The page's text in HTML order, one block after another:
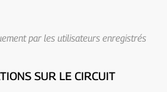
par les utilisateurs enregistrés
SUR LE CIRCUIT